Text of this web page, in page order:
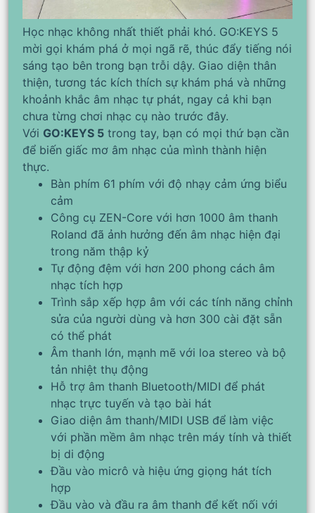
Học nhạc không nhất thiết phải khó. GO:KEYS 5
mời gọi khám phá ở mọi ngã rẽ, thúc đẩy tiếng nói
sáng tạo bên trong bạn trỗi dậy. Giao diện thân
thiện, tương tác kích thích sự khám phá và những
khoảnh khắc âm nhạc tự phát, ngay cả khi bạn
chưa từng chơi nhạc cụ nào trước đây.
Với GO:KEYS 5 trong tay, bạn có mọi thứ bạn cần
để biến giấc mơ âm nhạc của mình thành hiện
thực.
Bàn phím 61 phím với độ nhạy cảm ứng biểu
cảm
Công cụ ZEN-Core với hơn 1000 âm thanh
Roland đã ảnh hưởng đến âm nhạc hiện đại
trong năm thập kỷ
Tự động đệm với hơn 200 phong cách âm
nhạc tích hợp
Trình sắp xếp hợp âm với các tính năng chỉnh
sửa của người dùng và hơn 300 cài đặt sẵn
có thể phát
Âm thanh lớn, mạnh mẽ với loa stereo và bộ
tản nhiệt thụ động
Hỗ trợ âm thanh Bluetooth/MIDI để phát
nhạc trực tuyến và tạo bài hát
Giao diện âm thanh/MIDI USB để làm việc
với phần mềm âm nhạc trên máy tính và thiết
bị di động
Đầu vào micrô và hiệu ứng giọng hát tích
hợp
Đầu vào và đầu ra âm thanh để kết nối với